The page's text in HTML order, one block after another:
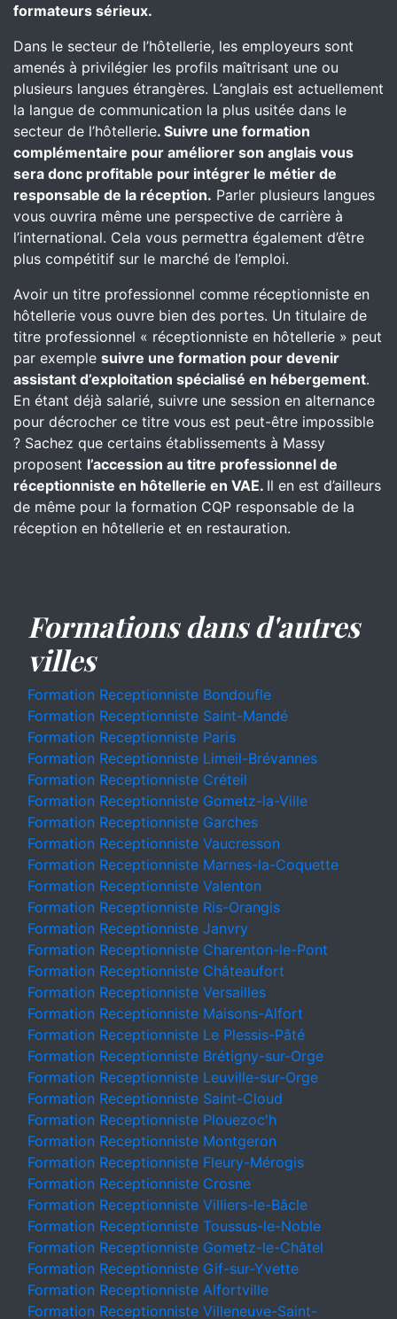
formateurs sérieux.
Dans le secteur de l’hôtellerie, les employeurs sont
amenés à privilégier les profils maîtrisant une ou
plusieurs langues étrangères. L’anglais est actuellement
la langue de communication la plus usitée dans le
secteur de l’hôtellerie. Suivre une formation
complémentaire pour améliorer son anglais vous
sera donc profitable pour intégrer le métier de
responsable de la réception. Parler plusieurs langues
vous ouvrira même une perspective de carrière à
l’international. Cela vous permettra également d’être
plus compétitif sur le marché de l’emploi.
Avoir un titre professionnel comme réceptionniste en
hôtellerie vous ouvre bien des portes. Un titulaire de
titre professionnel « réceptionniste en hôtellerie » peut
par exemple suivre une formation pour devenir
assistant d’exploitation spécialisé en hébergement.
En étant déjà salarié, suivre une session en alternance
pour décrocher ce titre vous est peut-être impossible
? Sachez que certains établissements à Massy
proposent l’accession au titre professionnel de
réceptionniste en hôtellerie en VAE. Il en est d’ailleurs
de même pour la formation CQP responsable de la
réception en hôtellerie et en restauration.
Formations dans d'autres
villes
Formation Receptionniste Bondoufle
Formation Receptionniste Saint-Mandé
Formation Receptionniste Paris
Formation Receptionniste Limeil-Brévannes
Formation Receptionniste Créteil
Formation Receptionniste Gometz-la-Ville
Formation Receptionniste Garches
Formation Receptionniste Vaucresson
Formation Receptionniste Marnes-la-Coquette
Formation Receptionniste Valenton
Formation Receptionniste Ris-Orangis
Formation Receptionniste Janvry
Formation Receptionniste Charenton-le-Pont
Formation Receptionniste Châteaufort
Formation Receptionniste Versailles
Formation Receptionniste Maisons-Alfort
Formation Receptionniste Le Plessis-Pâté
Formation Receptionniste Brétigny-sur-Orge
Formation Receptionniste Leuville-sur-Orge
Formation Receptionniste Saint-Cloud
Formation Receptionniste Plouezoc'h
Formation Receptionniste Montgeron
Formation Receptionniste Fleury-Mérogis
Formation Receptionniste Crosne
Formation Receptionniste Villiers-le-Bâcle
Formation Receptionniste Toussus-le-Noble
Formation Receptionniste Gometz-le-Châtel
Formation Receptionniste Gif-sur-Yvette
Formation Receptionniste Alfortville
Formation Receptionniste Villeneuve-Saint-